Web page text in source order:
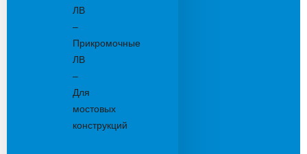
ЛВ
–
Прикромочные
ЛВ
–
Для
мостовых
конструкций